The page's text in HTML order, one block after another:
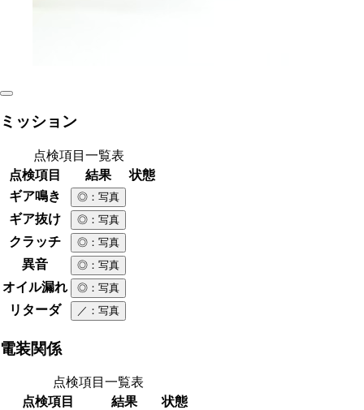
ミッション
点検項目一覧表
点検項目
結果
状態
ギア鳴き
◎ ：写真
ギア抜け ◎ ：写真
クラッチ ◎ ：写真
異音 ◎ ：写真
オイル漏れ ◎ ：写真
リターダ ／ ：写真
電装関係
点検項目一覧表
点検項目
結果
状態